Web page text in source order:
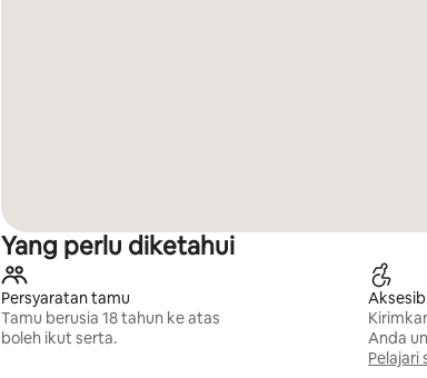
Yang perlu diketahui
Persyaratan tamu
Tamu berusia 18 tahun ke atas
boleh ikut serta.
Anda
Pelajari